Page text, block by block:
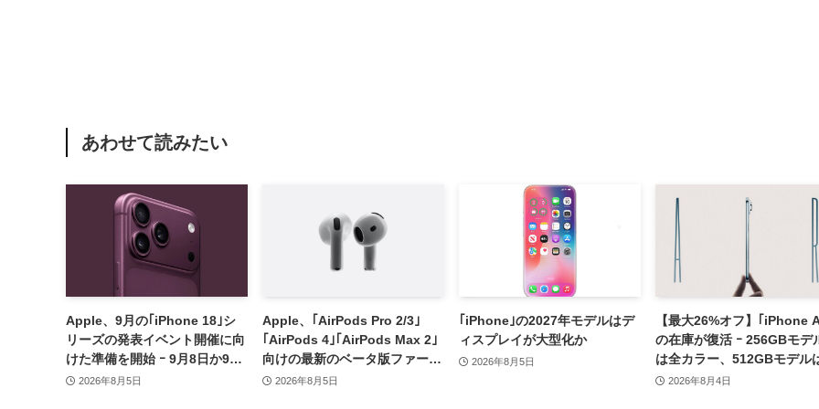
あわせて読みたい
Apple、9月の｢iPhone 18｣シ
リーズの発表イベント開催に向
けた準備を開始 ｰ 9月8日か9月
9日に開催見込み
2026年8月5日
Apple、｢AirPods Pro 2/3｣
｢AirPods 4｣｢AirPods Max 2｣
向けの最新のベータ版ファーム
ウェア｢9A5336b｣を提供開始
2026年8月5日
｢iPhone｣の2027年モデルはデ
ィスプレイが大型化か
2026年8月5日
【最大26%オフ】｢iPhone
の在庫が復活 ｰ 256GBモデ
は全カラー、512GBモデル
ワイト以外が在庫有り
2026年8月4日